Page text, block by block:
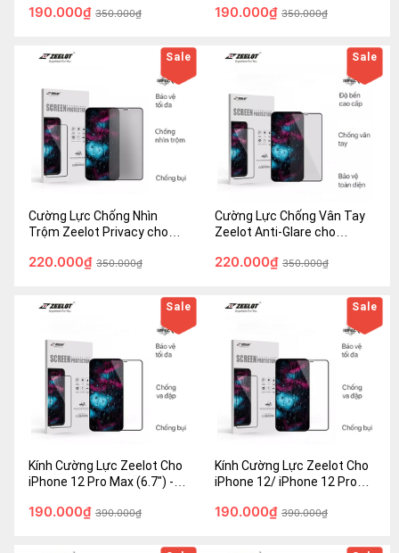
(6.1") - Hàng Fullbox - Chính
190.000₫ 350.000₫
Hàng Fullbox - Chính hãng
190.000₫ 350.000₫
Sale
Cường Lực Chống Nhìn
Trộm Zeelot Privacy cho
(6.1") - Hàng Fullbox - Chính
220.000₫ 350.000₫
Sale
Cường Lực Chống Vân Tay
Zeelot Anti-Glare cho
Hàng Fullbox - Chính hãng
220.000₫ 350.000₫
Sale
Kính Cường Lực Zeelot Cho
iPhone 12 Pro Max (6.7") -
190.000₫ 390.000₫
Sale
Kính Cường Lực Zeelot Cho
iPhone 12/ iPhone 12 Pro
hãng
190.000₫ 390.000₫